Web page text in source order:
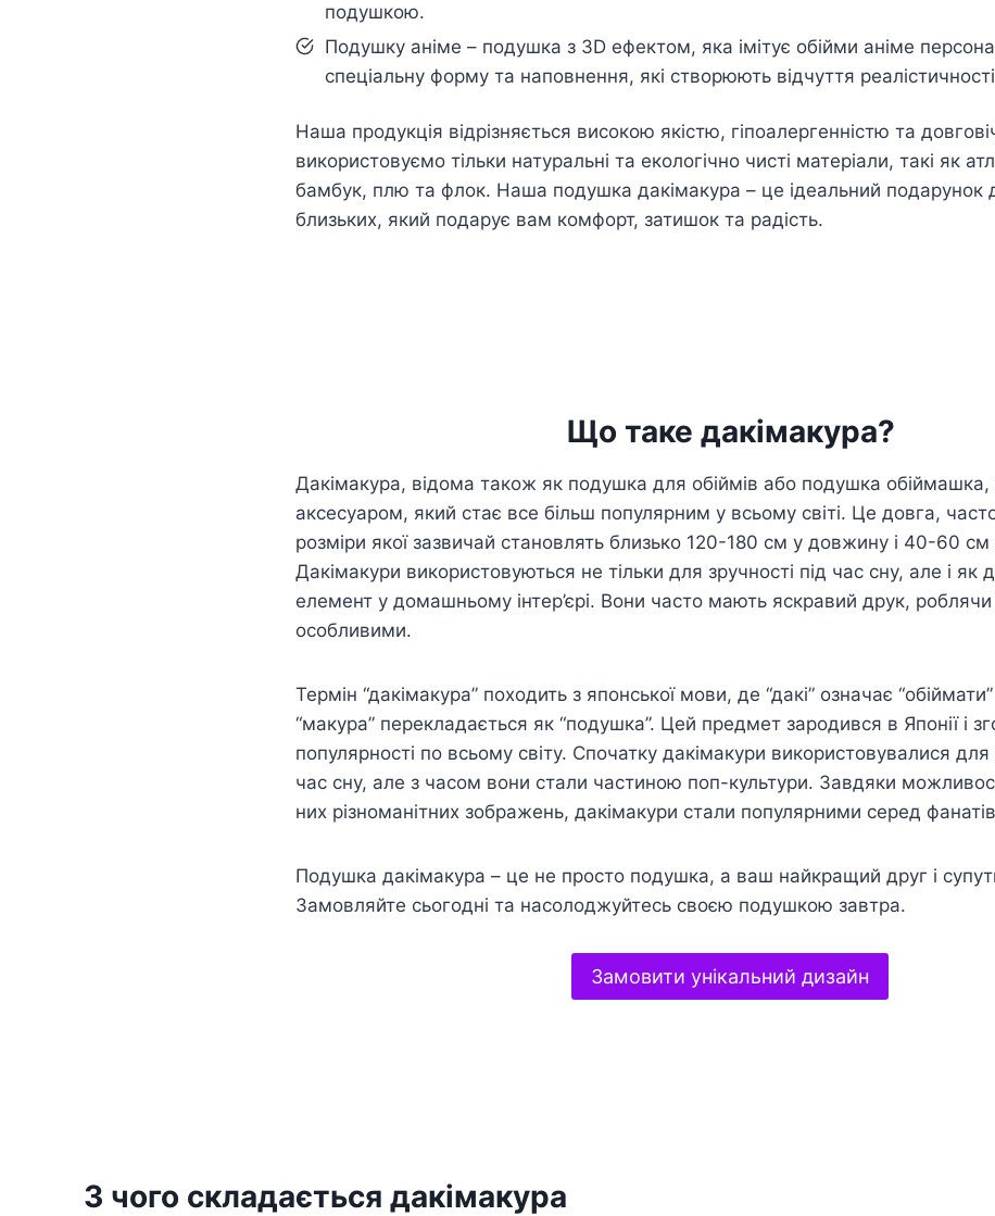
подушкою.
Подушку аніме – подушка з 3D ефектом, яка імітує обійми аніме
спеціальну форму та наповнення, які створюють відчуття
Наша продукція відрізняється високою якістю, гіпоалергенністю та
використовуємо тільки натуральні та екологічно чисті матеріали, такі як
бамбук, плю та флок. Наша подушка дакімакура – це ідеальний подарунок
близьких, який подарує вам комфорт, затишок та радість.
Що таке дакімакура?
Дакімакура, відома також як подушка для обіймів або подушка обіймашка,
аксесуаром, який стає все більш популярним у всьому світі. Це довга,
розміри якої зазвичай становлять близько 120-180 см у довжину і 40-60
Дакімакури використовуються не тільки для зручності під час сну, але і як
елемент у домашньому інтер’єрі. Вони часто мають яскравий друк, роблячи
особливими.
Термін “дакімакура” походить з японської мови, де “дакі” означає
“макура” перекладається як “подушка”. Цей предмет зародився в Японії і
популярності по всьому світу. Спочатку дакімакури використовувалися для
час сну, але з часом вони стали частиною поп-культури. Завдяки
них різноманітних зображень, дакімакури стали популярними серед
Подушка дакімакура – це не просто подушка, а ваш найкращий друг і
Замовляйте сьогодні та насолоджуйтесь своєю подушкою завтра.
Замовити унікальний дизайн
З чого складається дакімакура